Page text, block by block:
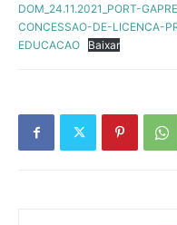
DOM_24.11.2021_PORT-
CONCESSAO-DE-LICENCA-
EDUCACAO
Baixar